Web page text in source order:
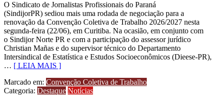
O Sindicato de Jornalistas Profissionais do Paraná
(SindijorPR) sediou mais uma rodada de negociação para a
renovação da Convenção Coletiva de Trabalho 2026/2027 nesta
segunda-feira (22/06), em Curitiba. Na ocasião, em conjunto com
o Sindijor Norte PR e com a participação do assessor jurídico
Christian Mañas e do supervisor técnico do Departamento
Intersindical de Estatística e Estudos Socioeconômicos (Dieese-PR),
… [ LEIA MAIS ]
Marcado em: Convenção Coletiva de Trabalho
Categoria: Destaque Notícias